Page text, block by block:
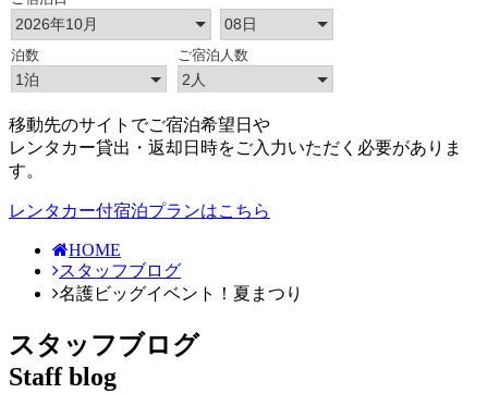
移動先のサイトでご宿泊希望日や
レンタカー貸出・返却日時をご入力いただく必要がありま
す。
レンタカー付宿泊プランはこちら
HOME
スタッフブログ
名護ビッグイベント！夏まつり
スタッフブログ
Staff blog